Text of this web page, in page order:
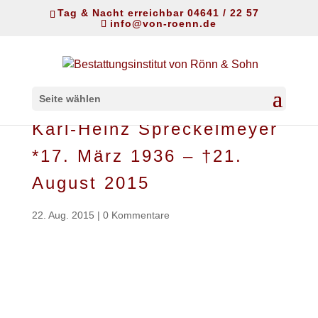
Tag & Nacht erreichbar 04641 / 22 57
info@von-roenn.de
Seite wählen
Karl-Heinz Spreckelmeyer
*17. März 1936 – †21.
August 2015
22. Aug. 2015 | 0 Kommentare